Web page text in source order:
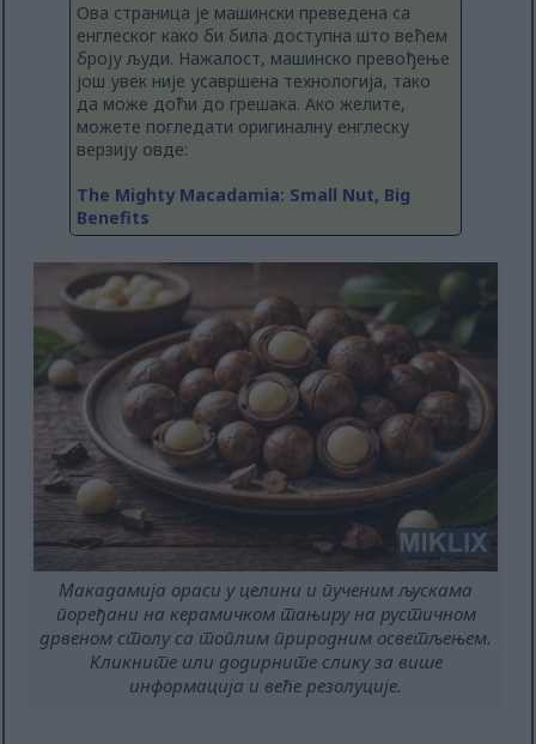
Ова страница је машински преведена са
енглеског како би била доступна што већем
броју људи. Нажалост, машинско превођење
још увек није усавршена технологија, тако
да може доћи до грешака. Ако желите,
можете погледати оригиналну енглеску
верзију овде:
The Mighty Macadamia: Small Nut, Big
Benefits
Макадамија ораси у целини и пученим љускама
поређани на керамичком тањиру на рустичном
дрвеном столу са топлим природним осветљењем.
Кликните или додирните слику за више
информација и веће резолуције.